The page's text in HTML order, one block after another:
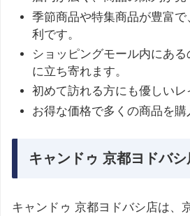
季節商品や特集商品が豊富
利です。
ショッピングモール内にあ
に立ち寄れます。
初めて訪れる方にも優しいレ
お得な価格で多くの商品を購
キャンドゥ 京都ヨドバ
キャンドゥ 京都ヨドバシ店は、